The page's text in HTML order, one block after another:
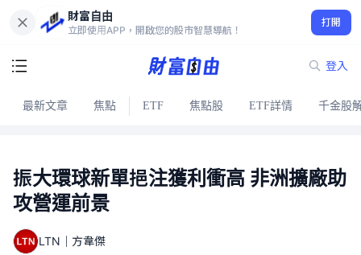
財富自由
立即使用APP，開啟您的股市智慧導航！
打開
登入
最新文章 焦點 ETF 焦點股 ETF詳情 千金股
振大環球新單挹注獲利衝高 非洲擴廠助
攻營運前景
LTN｜方韋傑